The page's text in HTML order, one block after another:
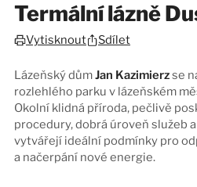
Termální lázně
Vytisknout Sdílet
Lázeňský důmJan Kazimierzse
rozlehlého parku v lázeňském
Okolní klidná příroda, pečlivě
procedury, dobrá úroveň služeb
vytvářejí ideální podmínky pro
a načerpání nové energie.